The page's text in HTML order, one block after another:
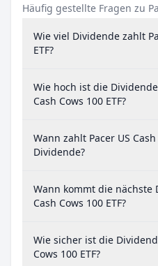
Häufig gestellte Fragen zu
Wie viel Dividende zahlt
ETF?
Wie hoch ist die
Cash Cows 100 ETF?
Wann zahlt Pacer US Cash
Dividende?
Wann kommt die nächste
Cash Cows 100 ETF?
Wie sicher ist die
Cows 100 ETF?